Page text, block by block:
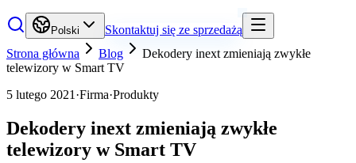
Polski
Skontaktuj się ze sprzedażą
Strona główna
Blog
Dekodery inext zmieniają zwykłe
telewizory w Smart TV
5 lutego 2021 ·Firma·Produkty
Dekodery inext zmieniają zwykłe
telewizory w Smart TV